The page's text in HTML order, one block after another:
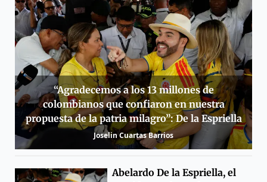
“Agradecemos a los 13 millones de
colombianos que confiaron en nuestra
propuesta de la patria milagro”: De la Espriella
Joselin Cuartas Barrios
Abelardo De la Espriella, el